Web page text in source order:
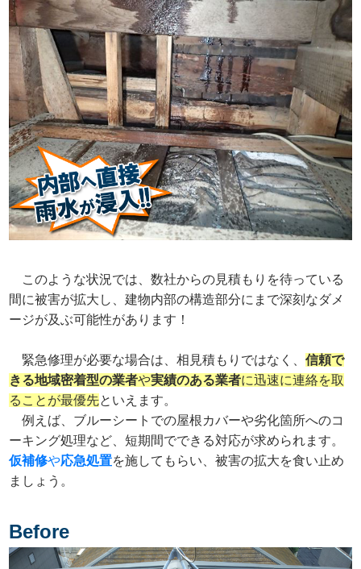
このような状況では、数社からの見積もりを待っている
間に被害が拡大し、建物内部の構造部分にまで深刻なダメ
ージが及ぶ可能性があります！
緊急修理が必要な場合は、相見積もりではなく、信頼で
きる地域密着型の業者や実績のある業者に迅速に連絡を取
ることが最優先といえます。
例えば、ブルーシートでの屋根カバーや劣化箇所へのコ
ーキング処理など、短期間でできる対応が求められます。
仮補修や応急処置を施してもらい、被害の拡大を食い止め
ましょう。